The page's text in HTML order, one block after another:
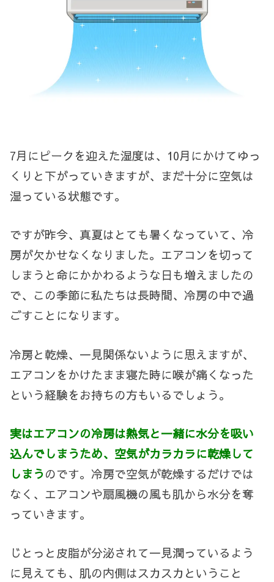
7月にピークを迎えた湿度は、 10月にかけてゆっ
くりと下がっていきますが、まだ十分に空気は
湿っている状態です。
ですが昨今、真夏はとても暑くなっていて、冷
房が欠かせなくなりました。エアコンを切って
しまうと命にかかわるような日も増えましたの
で、この季節に私たちは長時間、冷房の中で過
ごすことになります。
冷房と乾燥、一見関係ないように思えますが、
エアコンをかけたまま寝た時に喉が痛くなった
という経験をお持ちの方もいるでしょう。
実はエアコンの冷房は熱気と一緒に水分を吸い
込んでしまうため、空気がカラカラに乾燥して
しまうのです。冷房で空気が乾燥するだけでは
なく、エアコンや扇風機の風も肌から水分を奪
っていきます。
じとっと皮脂が分泌されて一見潤っているよう
に見えても、肌の内側はスカスカということ